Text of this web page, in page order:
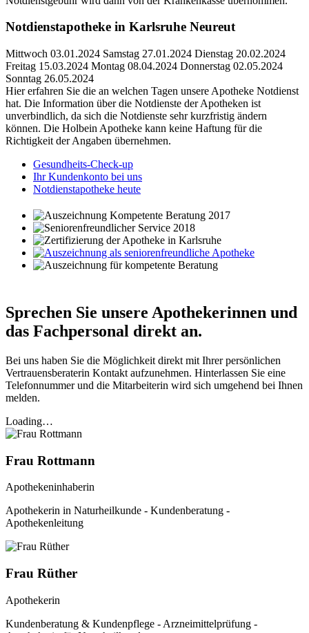
Notdienstapotheke in Karlsruhe Neureut
Mittwoch 03.01.2024 Samstag 27.01.2024 Dienstag 20.02.2024
Freitag 15.03.2024 Montag 08.04.2024 Donnerstag 02.05.2024
Sonntag 26.05.2024
Hier erfahren Sie die an welchen Tagen unsere Apotheke Notdienst
hat. Die Information über die Notdienste der Apotheken ist
unverbindlich, da sich die Notdienste sehr kurzfristig ändern
können. Die Holbein Apotheke kann keine Haftung für die
Richtigkeit der Angaben übernehmen.
Gesundheits-Check-up
Ihr Kundenkonto bei uns
Notdienstapotheke heute
Sprechen Sie unsere Apothekerinnen und
das Fachpersonal direkt an.
Bei uns haben Sie die Möglichkeit direkt mit Ihrer persönlichen
Vertrauensberaterin Kontakt aufzunehmen. Hinterlassen Sie eine
Telefonnummer und die Mitarbeiterin wird sich umgehend bei Ihnen
melden.
Loading…
Frau Rottmann
Apothekeninhaberin
Apothekerin in Naturheilkunde - Kundenberatung -
Apothekenleitung
Frau Rüther
Apothekerin
Kundenberatung & Kundenpflege - Arzneimittelprüfung -